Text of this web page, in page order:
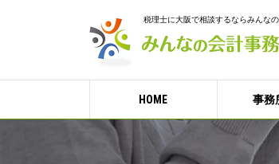
税理士に大阪で相談するならみんな
HOME 事務